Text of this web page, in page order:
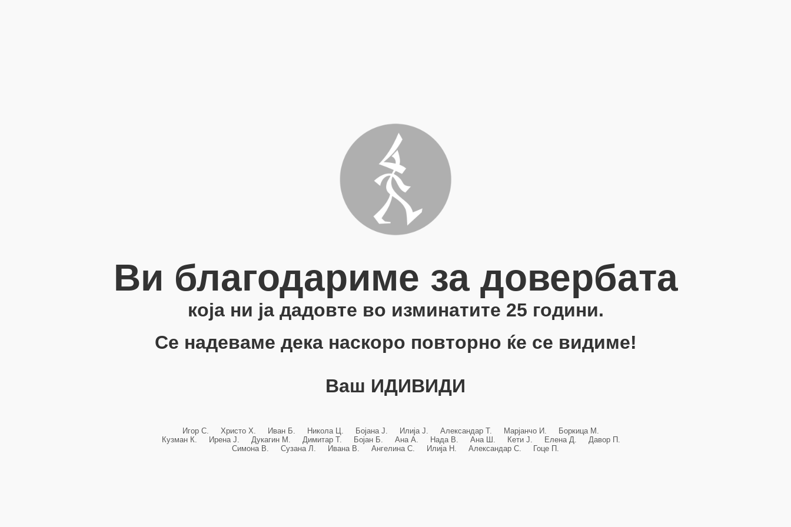
Ви благодариме за довербата
која ни ја дадовте во изминатите 25 години.
Се надеваме дека наскоро повторно ќе се видиме!
Ваш ИДИВИДИ
Игор С. Христо Х. Иван Б. Никола Ц. Бојана Ј. Илија Ј. Александар Т. Марјанчо И. Боркица М.
Кузман К. Ирена Ј. Дукагин М. Димитар Т. Бојан Б. Ана А. Нада В. Ана Ш. Кети Ј. Елена Д. Давор П.
Симона В. Сузана Л. Ивана В. Ангелина С. Илија Н. Александар С. Гоце П.